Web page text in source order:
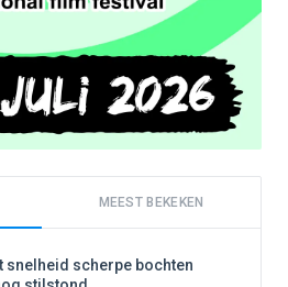
MEEST BEKEKEN
snelheid scherpe bochten